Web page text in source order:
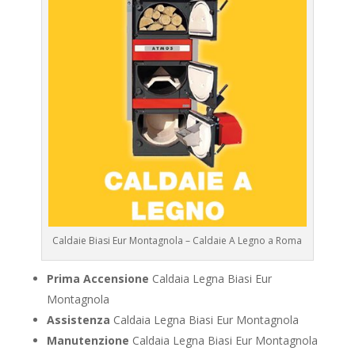
Caldaie Biasi Eur Montagnola – Caldaie A Legno a Roma
Prima Accensione Caldaia Legna Biasi Eur
Montagnola
Assistenza Caldaia Legna Biasi Eur Montagnola
Manutenzione Caldaia Legna Biasi Eur Montagnola